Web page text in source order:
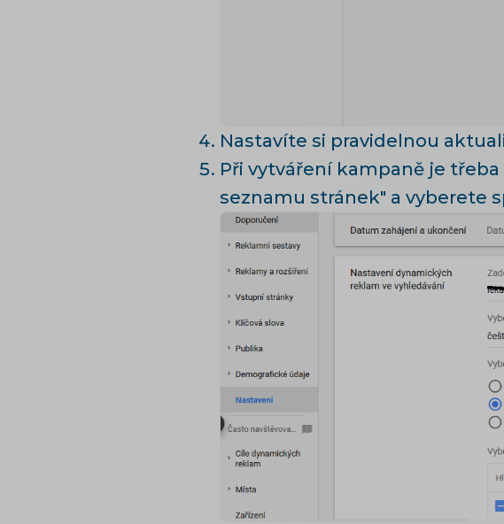
Nastavíte si pravidelnou
Při vytváření kampaně je
seznamu stránek" a vyberete